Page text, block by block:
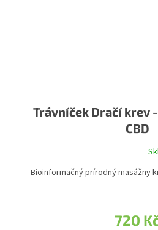
Trávníček Dračí krev
CBD
720
Bioinformačný prírodný masážny